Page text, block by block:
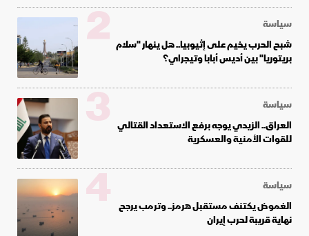
سياسة
شبح الحرب يخيم على إثيوبيا.. هل ينهار "سلام
بريتوريا" بين أديس أبابا وتيجراي؟
2
سياسة
العراق.. الزيدي يوجه برفع الاستعداد القتالي
للقوات الأمنية والعسكرية
3
سياسة
الغموض يكتنف مستقبل هرمز.. وترمب يرجح
نهاية قريبة لحرب إيران
4